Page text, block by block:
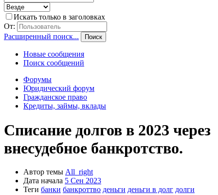
Искать только в заголовках
От:
Расширенный поиск...
Поиск
Новые сообщения
Поиск сообщений
Форумы
Юридический форум
Гражданское право
Кредиты, займы, вклады
Списание долгов в 2023 через
внесудебное банкротство.
Автор темы All_right
Дата начала 5 Сен 2023
Теги банки банкроттво деньги деньги в долг долги